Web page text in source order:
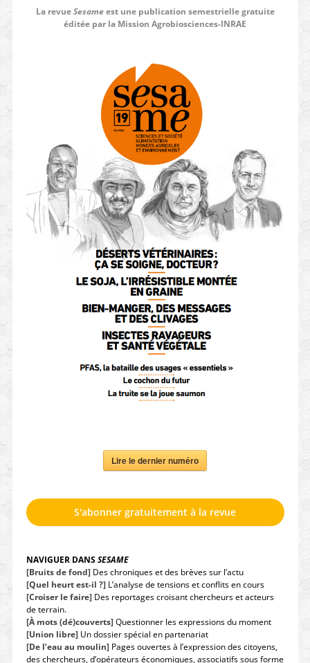
La revueSesameest une publication semestrielle gratuite
éditée par la Mission Agrobiosciences-INRAE
Lire le dernier numéro
S'abonner gratuitement à la revue
NAVIGUER DANSSESAME
[Bruits de fond]Des chroniques et des brèves sur l’actu
[Quel heurt est-il ?]L’analyse de tensions et conflits en cours
[Croiser le faire]Des reportages croisant chercheurs et acteurs
de terrain.
[À mots (dé)couverts]Questionner les expressions du moment
[Union libre]Un dossier spécial en partenariat
[De l’eau au moulin]Pages ouvertes à l’expression des citoyens,
des chercheurs, d’opérateurs économiques, associatifs sous forme